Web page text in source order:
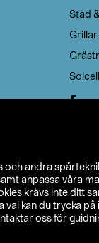
och andra
anpassa våra
krävs inte ditt
val kan du trycka på
oss för
Städ
Grillar